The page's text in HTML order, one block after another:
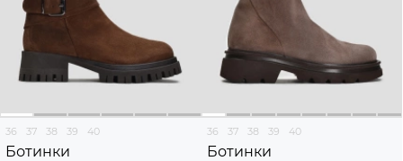
36 37 38 39 40
Ботинки
36 37 38 39 40
Ботинки